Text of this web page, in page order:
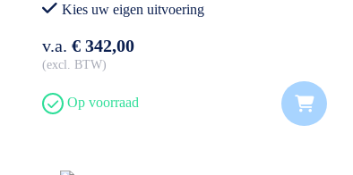
Kies uw eigen uitvoering
v.a. € 342,00
excl. BTW
Op voorraad